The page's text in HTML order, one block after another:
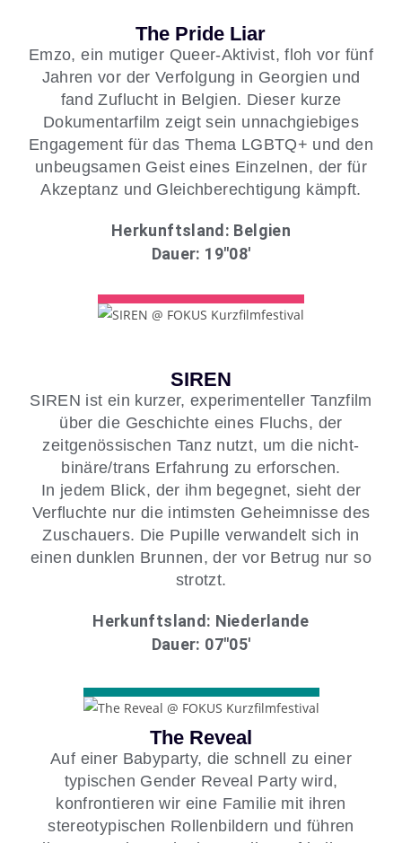
The Pride Liar
Emzo, ein mutiger Queer-Aktivist, floh vor fünf
Jahren vor der Verfolgung in Georgien und
fand Zuflucht in Belgien. Dieser kurze
Dokumentarfilm zeigt sein unnachgiebiges
Engagement für das Thema LGBTQ+ und den
unbeugsamen Geist eines Einzelnen, der für
Akzeptanz und Gleichberechtigung kämpft.
Herkunftsland: Belgien
Dauer: 19″08′
SIREN
SIREN ist ein kurzer, experimenteller Tanzfilm
über die Geschichte eines Fluchs, der
zeitgenössischen Tanz nutzt, um die nicht-
binäre/trans Erfahrung zu erforschen.
In jedem Blick, der ihm begegnet, sieht der
Verfluchte nur die intimsten Geheimnisse des
Zuschauers. Die Pupille verwandelt sich in
einen dunklen Brunnen, der vor Betrug nur so
strotzt.
Herkunftsland: Niederlande
Dauer: 07″05′
The Reveal
Auf einer Babyparty, die schnell zu einer
typischen Gender Reveal Party wird,
konfrontieren wir eine Familie mit ihren
stereotypischen Rollenbildern und führen